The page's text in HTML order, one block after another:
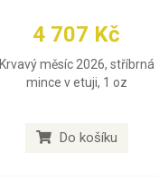
4 707 Kč
Krvavý měsíc 2026, stříbrná
mince v etuji, 1 oz
Do košíku